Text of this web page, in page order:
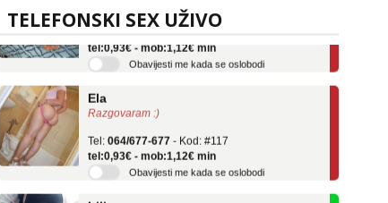
TELEFONSKI SEX UŽIVO
Tel:064/677-677 - Kod: #136
tel:0,93€ - mob:1,12€ min
Obavijesti me kada se oslobodi
Razgovaram :)
tel:0,93€ - mob:1,12€ min
Obavijesti me kada se oslobodi